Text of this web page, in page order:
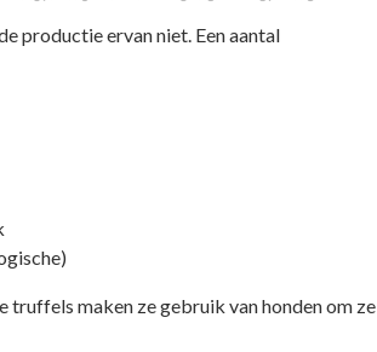
productie ervan niet. Een aantal
maken ze gebruik van honden om ze